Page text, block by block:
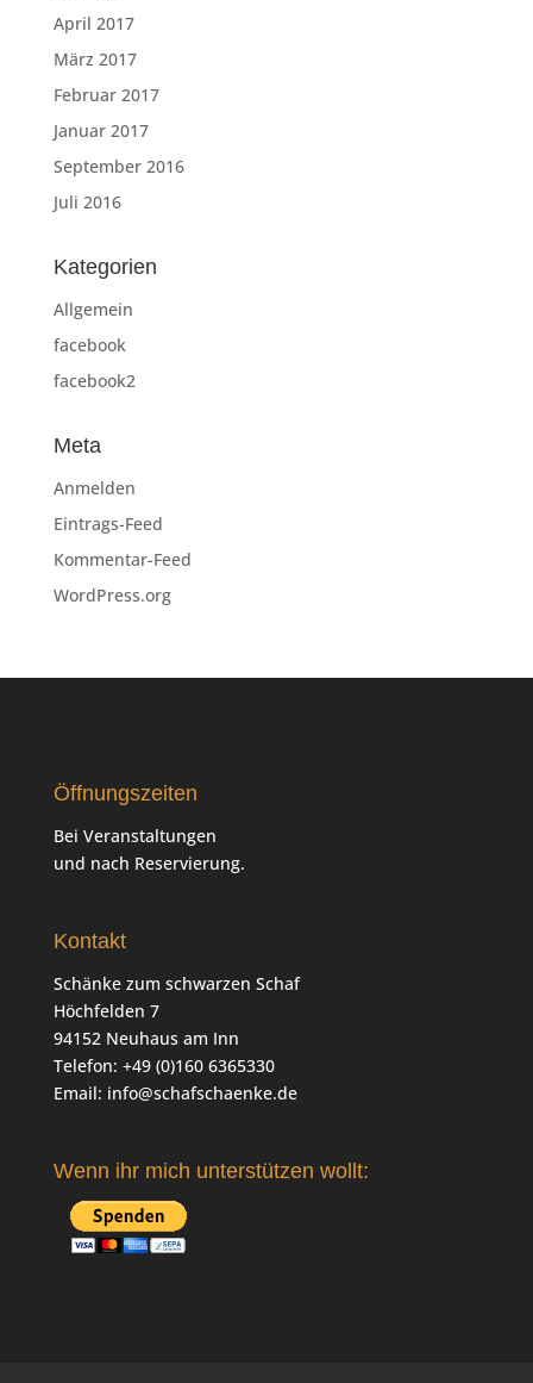
April 2017
März 2017
Februar 2017
Januar 2017
September 2016
Juli 2016
Kategorien
Allgemein
facebook
facebook2
Meta
Anmelden
Eintrags-Feed
Kommentar-Feed
WordPress.org
Öffnungszeiten
Bei Veranstaltungen
und nach Reservierung.
Kontakt
Schänke zum schwarzen Schaf
Höchfelden 7
94152 Neuhaus am Inn
Telefon: +49 (0)160 6365330
Email: info@schafschaenke.de
Wenn ihr mich unterstützen wollt: